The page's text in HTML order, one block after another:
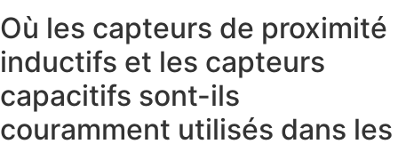
Où les capteurs de proximité
inductifs et les capteurs
capacitifs sont-ils
couramment utilisés dans les